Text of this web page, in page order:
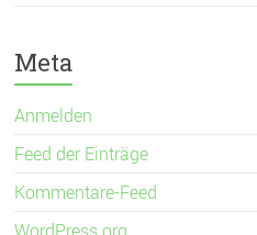
Meta
Anmelden
Feed der Einträge
Kommentare-Feed